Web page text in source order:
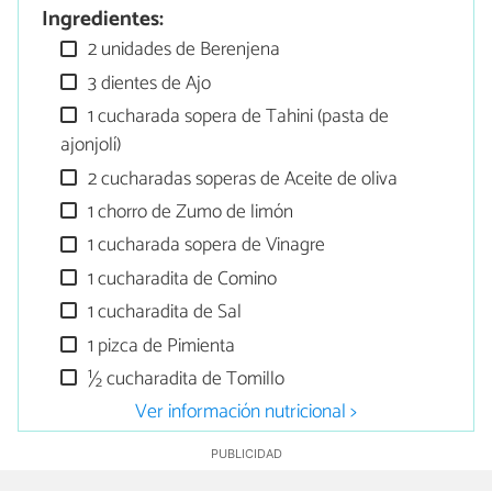
Ingredientes:
2 unidades de Berenjena
3 dientes de Ajo
1 cucharada sopera de Tahini (pasta de
ajonjolí)
2 cucharadas soperas de Aceite de oliva
1 chorro de Zumo de limón
1 cucharada sopera de Vinagre
1 cucharadita de Comino
1 cucharadita de Sal
1 pizca de Pimienta
½ cucharadita de Tomillo
Ver información nutricional >